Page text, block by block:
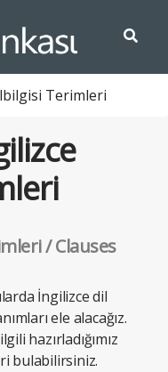
Terimleri
/ Clauses
İngilizce dil
ele alacağız.
hazırladığımız
bulabilirsiniz.